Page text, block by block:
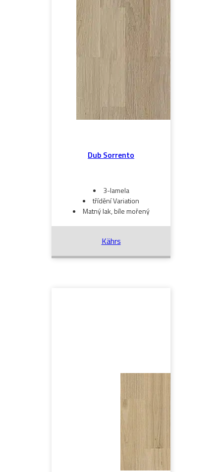
Dub Sorrento
3-lamela
třídění Variation
Matný lak, bíle mořený
Kährs